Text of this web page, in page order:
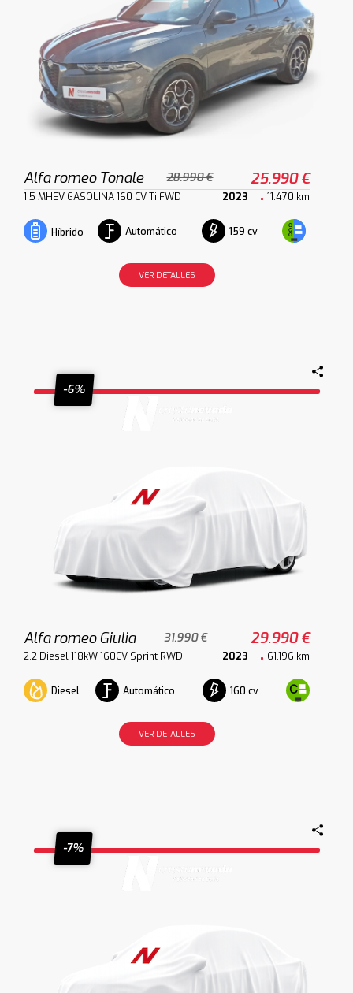
Alfa romeo Tonale 28.990 € 25.990 €
1.5 MHEV GASOLINA 160 CV Ti FWD 2023 11.470 km
Híbrido Automático 159 cv
VER DETALLES
-6%
Alfa romeo Giulia 31.990 € 29.990 €
2.2 Diesel 118kW 160CV Sprint RWD 2023 61.196 km
Diesel Automático 160 cv
VER DETALLES
-7%